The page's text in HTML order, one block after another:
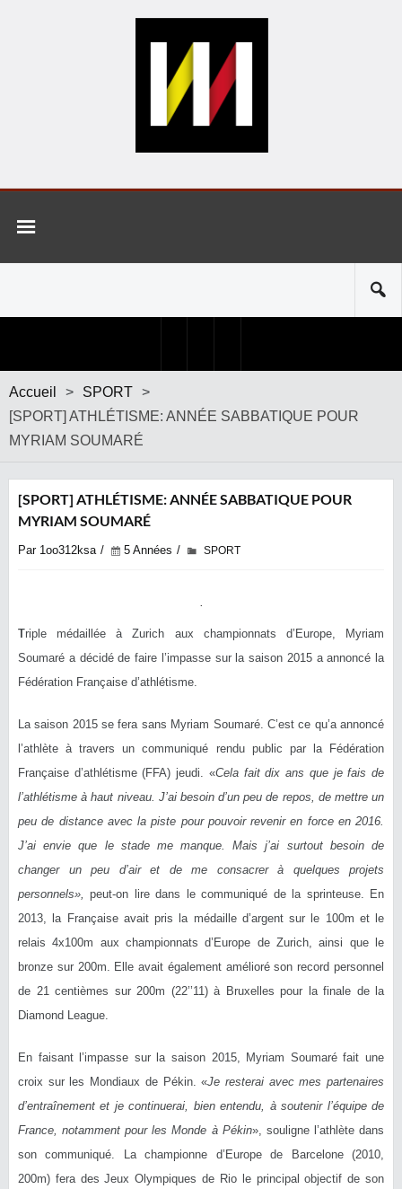
Accueil > SPORT >
[SPORT] ATHLÉTISME: ANNÉE SABBATIQUE POUR
MYRIAM SOUMARÉ
[SPORT] ATHLÉTISME: ANNÉE SABBATIQUE POUR
MYRIAM SOUMARÉ
Par 1oo312ksa 5 Années SPORT
Triple médaillée à Zurich aux championnats d’Europe, Myriam
Soumaré a décidé de faire l’impasse sur la saison 2015 a annoncé la
Fédération Française d’athlétisme.
La saison 2015 se fera sans Myriam Soumaré. C’est ce qu’a annoncé
l’athlète à travers un communiqué rendu public par la Fédération
Française d’athlétisme (FFA) jeudi. «Cela fait dix ans que je fais de
l’athlétisme à haut niveau. J’ai besoin d’un peu de repos, de mettre un
peu de distance avec la piste pour pouvoir revenir en force en 2016.
J’ai envie que le stade me manque. Mais j’ai surtout besoin de
changer un peu d’air et de me consacrer à quelques projets
personnels», peut-on lire dans le communiqué de la sprinteuse. En
2013, la Française avait pris la médaille d’argent sur le 100m et le
relais 4x100m aux championnats d’Europe de Zurich, ainsi que le
bronze sur 200m. Elle avait également amélioré son record personnel
de 21 centièmes sur 200m (22’’11) à Bruxelles pour la finale de la
Diamond League.
En faisant l’impasse sur la saison 2015, Myriam Soumaré fait une
croix sur les Mondiaux de Pékin. «Je resterai avec mes partenaires
d’entraînement et je continuerai, bien entendu, à soutenir l’équipe de
France, notamment pour les Monde à Pékin», souligne l’athlète dans
son communiqué. La championne d’Europe de Barcelone (2010,
200m) fera des Jeux Olympiques de Rio le principal objectif de son